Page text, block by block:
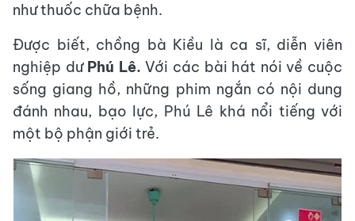
như thuốc chữa bệnh.
Được biết, chồng bà Kiều là ca sĩ, diễn viên
nghiệp dư Phú Lê. Với các bài hát nói về cuộc
sống giang hồ, những phim ngắn có nội dung
đánh nhau, bạo lực, Phú Lê khá nổi tiếng với
một bộ phận giới trẻ.